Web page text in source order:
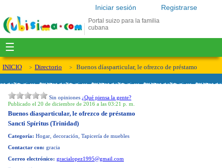
Registrarse
Iniciar sesión
Portal suizo para la familia
cubana
☰
INICIO Directorio Buenos díasparticular, le ofrezco de préstamo
Sin opiniones ¿Qué piensa la gente?
Publicado el 20 de diciembre de 2016 a las 03:21 p. m.
Buenos díasparticular, le ofrezco de préstamo
Sancti Spíritus (Trinidad)
Categoría: Hogar, decoración, Tapicería de muebles
Contactar con: gracia
Correo electrónico: gracialopez1995@gmail.com